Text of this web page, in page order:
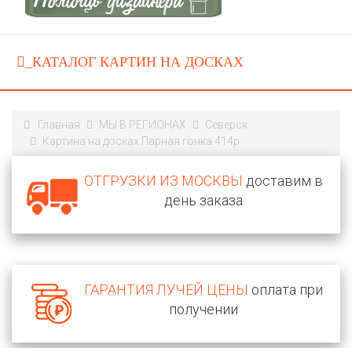
Главная МЫ В РЕГИОНАХ
Северск
Картина на досках Парная гонка 414p
ОТГРУЗКИ ИЗ МОСКВЫ доставим в
день заказа
ГАРАНТИЯ ЛУЧЕЙ ЦЕНЫ оплата при
получении